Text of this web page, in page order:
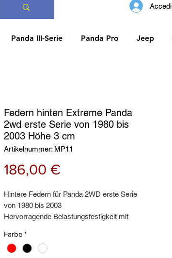
Accedi
Panda III-Serie Panda Pro Jeep
Federn hinten Extreme Panda
2wd erste Serie von 1980 bis
2003 Höhe 3 cm
Artikelnummer: MP11
186,00 €
Hintere Federn für Panda 2WD erste Serie
von 1980 bis 2003
Hervorragende Belastungsfestigkeit mit
Farbe *